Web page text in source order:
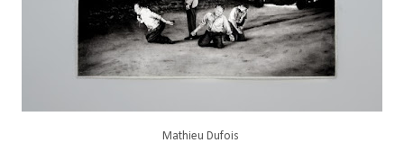
Mathieu Dufois